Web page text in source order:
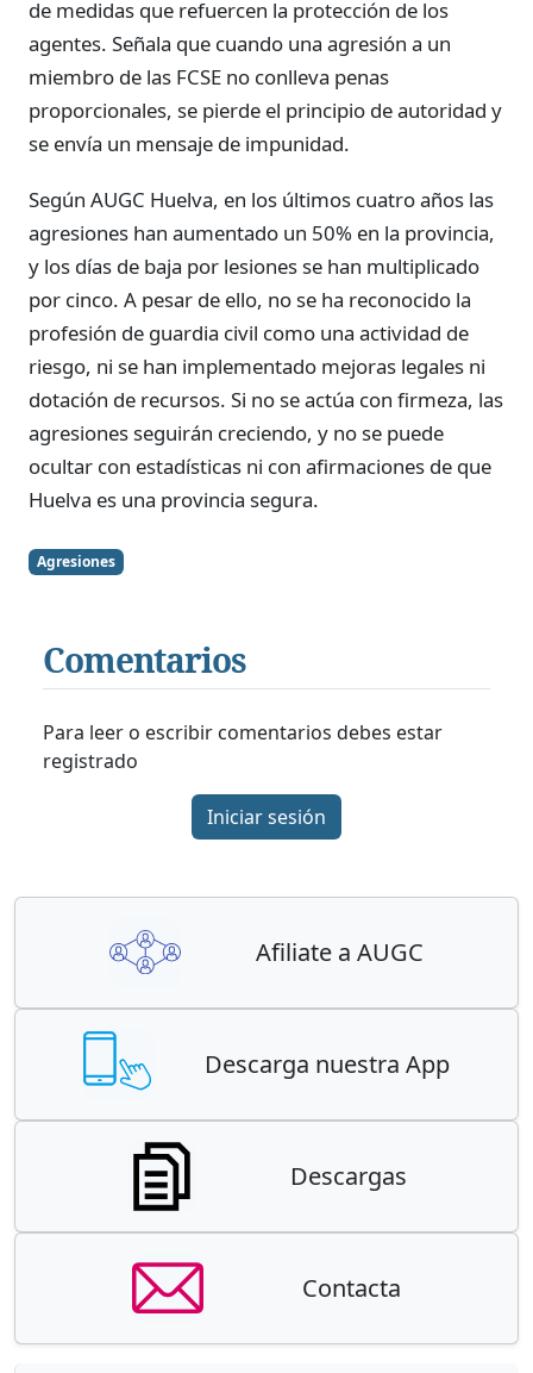
de medidas que refuercen la protección de los
agentes. Señala que cuando una agresión a un
miembro de las FCSE no conlleva penas
proporcionales, se pierde el principio de autoridad y
se envía un mensaje de impunidad.
Según AUGC Huelva, en los últimos cuatro años las
agresiones han aumentado un 50% en la provincia,
y los días de baja por lesiones se han multiplicado
por cinco. A pesar de ello, no se ha reconocido la
profesión de guardia civil como una actividad de
riesgo, ni se han implementado mejoras legales ni
dotación de recursos. Si no se actúa con firmeza, las
agresiones seguirán creciendo, y no se puede
ocultar con estadísticas ni con afirmaciones de que
Huelva es una provincia segura.
Agresiones
Comentarios
Para leer o escribir comentarios debes estar
registrado
Iniciar sesión
Afiliate a AUGC
Descarga nuestra App
Descargas
Contacta